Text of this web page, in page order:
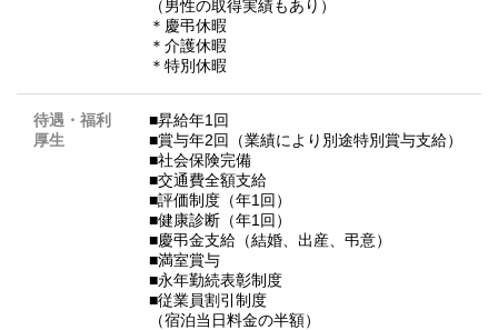
（男性の取得実績もあり）
＊慶弔休暇
＊介護休暇
＊特別休暇
待遇・福利
厚生
■昇給年1回
■賞与年2回（業績により別途特別賞与支給）
■社会保険完備
■交通費全額支給
■評価制度（年1回）
■健康診断（年1回）
■慶弔金支給（結婚、出産、弔意）
■満室賞与
■永年勤続表彰制度
■従業員割引制度
（宿泊当日料金の半額）